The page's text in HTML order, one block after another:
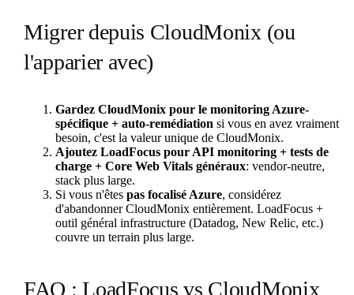
Migrer depuis CloudMonix (ou
l'apparier avec)
Gardez CloudMonix pour le monitoring Azure-
spécifique + auto-remédiation si vous en avez vraiment
besoin, c'est la valeur unique de CloudMonix.
Ajoutez LoadFocus pour API monitoring + tests de
charge + Core Web Vitals généraux: vendor-neutre,
stack plus large.
Si vous n'êtes pas focalisé Azure, considérez
d'abandonner CloudMonix entièrement. LoadFocus +
outil général infrastructure (Datadog, New Relic, etc.)
couvre un terrain plus large.
FAQ : LoadFocus vs CloudMonix